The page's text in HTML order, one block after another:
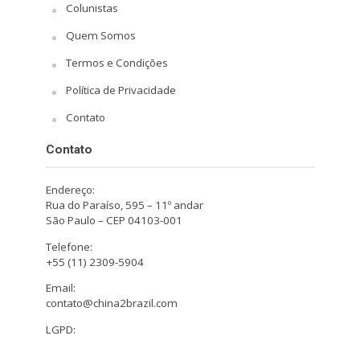
Colunistas
Quem Somos
Termos e Condições
Política de Privacidade
Contato
Contato
Endereço:
Rua do Paraíso, 595 – 11º andar
São Paulo – CEP 04103-001
Telefone:
+55 (11) 2309-5904
Email:
contato@china2brazil.com
LGPD: